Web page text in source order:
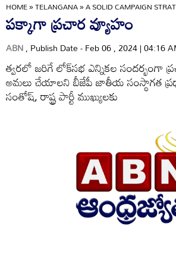
HOME»TELANGANA»A SOLID CAMPAIGN
పక్కాగా ప్రచార వ్యూహం
ABN, Publish Date - Feb 06 , 2024 | 04:16
త్వరలో జరిగే లోక్‌సభ ఎన్నికల సందర్భంగా
అమలు చేయాలని బీజేపీ జాతీయ సంస్థాగత
సంతోష్‌, రాష్ట్ర పార్టీ ముఖ్యులకు